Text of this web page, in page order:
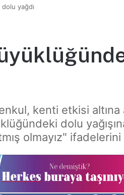
yağdı
kenti etkisi
dolu
olmayız" ifadelerini